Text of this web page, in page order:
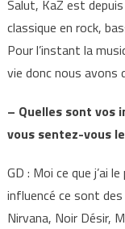
Salut, KaZ est
classique en rock,
Pour l’instant la
vie donc nous avons
– Quelles sont vos
vous sentez-vous
GD : Moi ce que j’ai
influencé ce sont
Nirvana, Noir Désir,